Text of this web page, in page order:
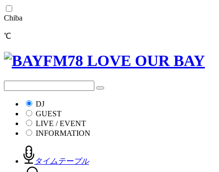
Chiba
℃
DJ
GUEST
LIVE / EVENT
INFORMATION
タイムテーブル